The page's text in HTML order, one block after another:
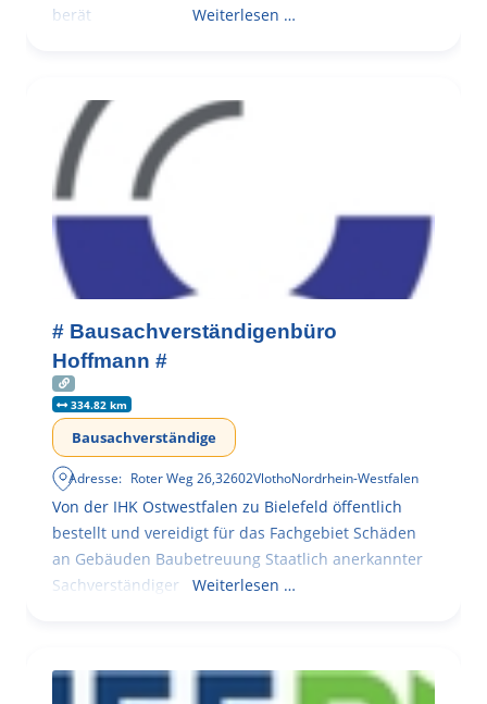
berät
Weiterlesen …
# Bausachverständigenbüro
Hoffmann #
334.82 km
Bausachverständige
Adresse: Roter Weg 26,32602VlothoNordrhein-Westfalen
Von der IHK Ostwestfalen zu Bielefeld öffentlich
bestellt und vereidigt für das Fachgebiet Schäden
an Gebäuden Baubetreuung Staatlich anerkannter
Sachverständiger
Weiterlesen …